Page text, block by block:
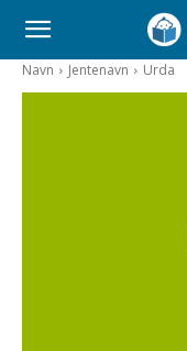
Navn Jentenavn Urda